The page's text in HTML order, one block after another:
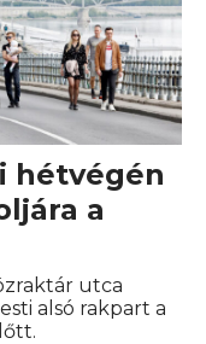
hétvégén
a
utca
alsó rakpart a